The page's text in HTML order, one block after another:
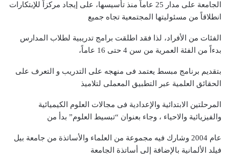
الجامعة على مدار 25 عاماً منذ تأسيسها، على إيجاد مركزاً للإبتكارات
انطلاقاً من مسئوليتها المجتمعية تجاه جميع
الفئات من الأفراد، لذا فقد اطلقت برامج تدريبية لطلاب المدارس
بدءاً من الفئة العمرية من سن 4 حتى 16 عاماً،
بتقديم برنامج مبسط يعتمد فى منهجه على التدريب و التعرف على
الحقائق العلمية عبر التطبيق المعملى لتلاميذ
المرحلتين الابتدائية والإعدادية فى مجالات العلوم الكيميائية
والفيزيائية والاحياء ، وجاء بعنوان “تبسيط العلوم” بدأ من
عام 2004 وشارك فيه مجموعة من العلماء والأساتذة من جامعة بيل
فيلد الألمانية بالإضافة إلى أساتذة الجامعة